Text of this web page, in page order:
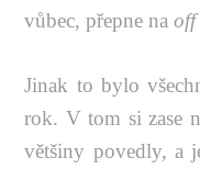
vůbec, přepne naoff
Jinak to bylo
rok. V tom si zase
většiny povedly, a